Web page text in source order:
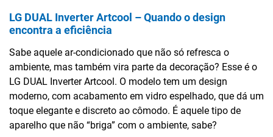
LG DUAL Inverter Artcool – Quando o design
encontra a eficiência
Sabe aquele ar-condicionado que não só refresca o
ambiente, mas também vira parte da decoração? Esse é o
LG DUAL Inverter Artcool. O modelo tem um design
moderno, com acabamento em vidro espelhado, que dá um
toque elegante e discreto ao cômodo. É aquele tipo de
aparelho que não “briga” com o ambiente, sabe?